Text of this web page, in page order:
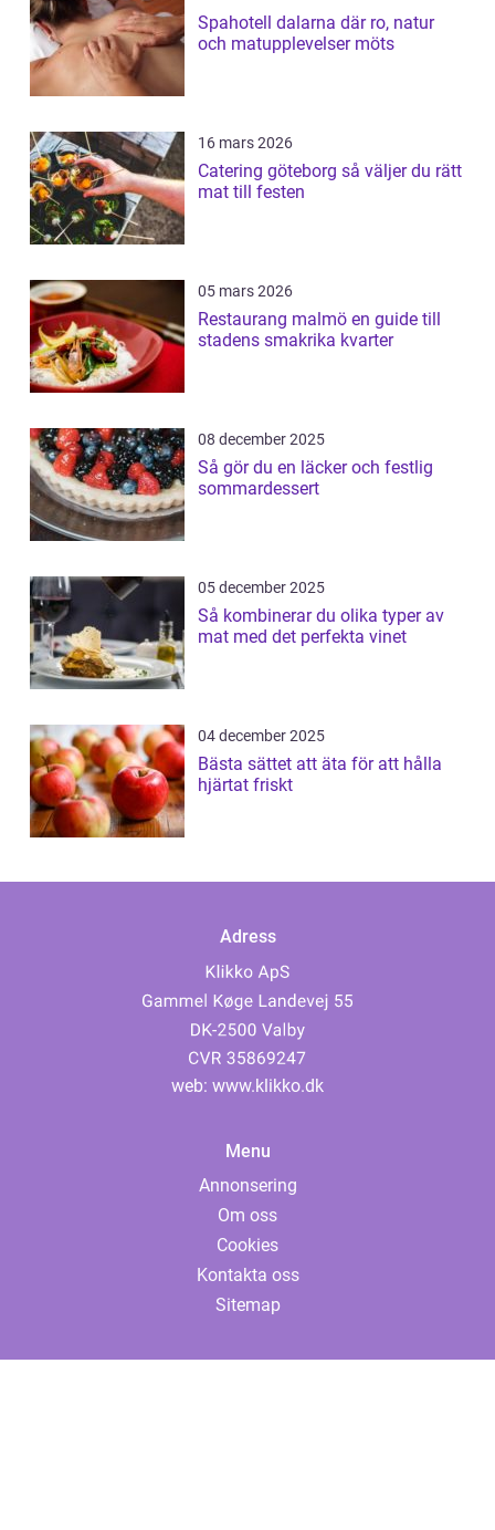
Spahotell dalarna där ro, natur
och matupplevelser möts
16 mars 2026
Catering göteborg så väljer du rätt
mat till festen
05 mars 2026
Restaurang malmö en guide till
stadens smakrika kvarter
08 december 2025
Så gör du en läcker och festlig
sommardessert
05 december 2025
Så kombinerar du olika typer av
mat med det perfekta vinet
04 december 2025
Bästa sättet att äta för att hålla
hjärtat friskt
Adress
web: www.klikko.dk
Menu
Annonsering
Om oss
Cookies
Kontakta oss
Sitemap